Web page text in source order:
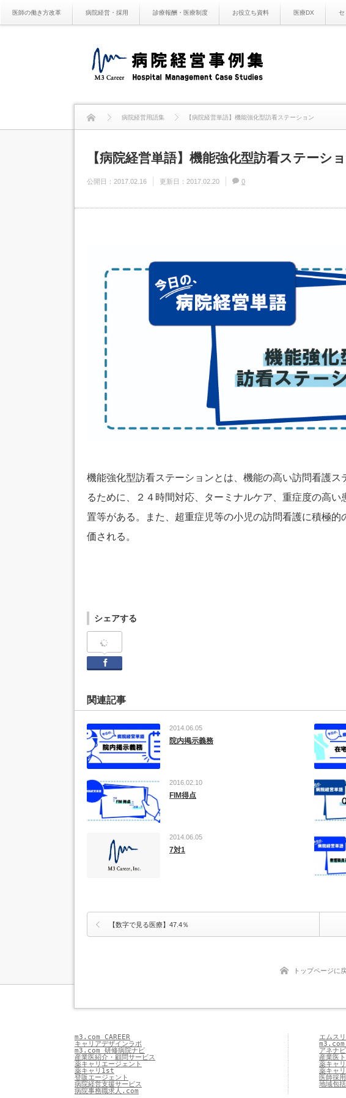
医師の働き方改革 病院経営・採用 診療報酬・医療制度 お役立ち資料 医療DX セ
病院経営用語集 【病院経営単語】機能強化型訪看ステーション
【病院経営単語】機能強化型訪看ステーシ
公開日： 2017.02.16 更新日： 2017.02.20 0
機能強化型訪看ステーションとは、機能の高い訪問看護
るために、２４時間対応、ターミナルケア、重症度の高
置等がある。また、超重症児等の小児の訪問看護に積極
価される。
シェアする
関連記事
2014.06.05
院内掲示義務
2016.02.10
FIM得点
2014.06.05
7対1
【数字で見る医療】47.4％
トップページに
m3.com CAREER
エムス
キャリアデザインラボ
m3.com
m3.com 研修病院ナビ
アネナビ
産業医紹介・顧問サービス
産業医
薬キャリエージェント
薬キャリ
薬キャリ1st
薬キャ
登販エージェント
医師採
病院経営支援サービス
地域包
病院事務職求人.com